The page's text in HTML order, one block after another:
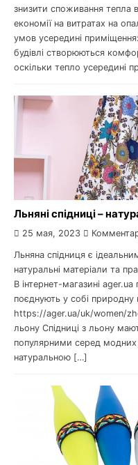
знизити споживання тепла
економії на витратах на
умов усередині
будівлі створюються
оскільки тепло усередині
Льняні спідниці –
25 мая, 2023
Льняна спідниця є
натуральні матеріали та
В інтернет-магазині ager.ua
поєднують у собі природну
https://ager.ua/uk/women/
льону Спідниці з льону
популярними серед
натуральною […]